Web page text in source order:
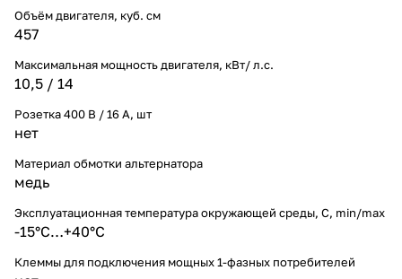
Объём двигателя, куб. см
457
Максимальная мощность двигателя, кВт/ л.с.
10,5 / 14
Розетка 400 В / 16 А, шт
нет
Материал обмотки альтернатора
медь
Эксплуатационная температура окружающей среды, С, min/max
-15°С…+40°С
Клеммы для подключения мощных 1-фазных потребителей